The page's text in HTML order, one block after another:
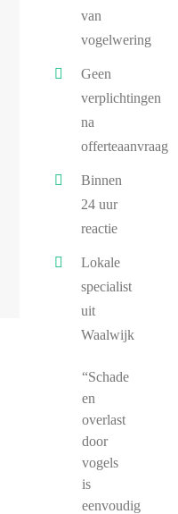
van
vogelwering
Geen
verplichtingen
na
offerteaanvraag
Binnen
24 uur
reactie
Lokale
specialist
uit
Waalwijk
“Schade
en
overlast
door
vogels
is
eenvoudig